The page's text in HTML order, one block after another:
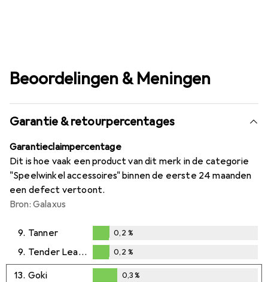
Beoordelingen & Meningen
Garantie & retourpercentages
Garantieclaimpercentage
Dit is hoe vaak een product van dit merk in de categorie
"Speelwinkel accessoires" binnen de eerste 24 maanden
een defect vertoont.
Bron: Galaxus
9. Tanner
0,2%
0,2 %
9. Tender Leaf Toys
0,2%
0,2 %
13. Goki 0,3%